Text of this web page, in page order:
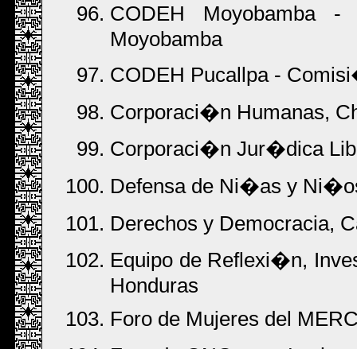
CODEH Moyobamba
Moyobamba
CODEH Pucallpa -
Corporaci�n Humanas,
Corporaci�n Jur�dica
Defensa de Ni�as y
Derechos y Democracia,
Equipo de Reflexi�n,
Honduras
Foro de Mujeres del